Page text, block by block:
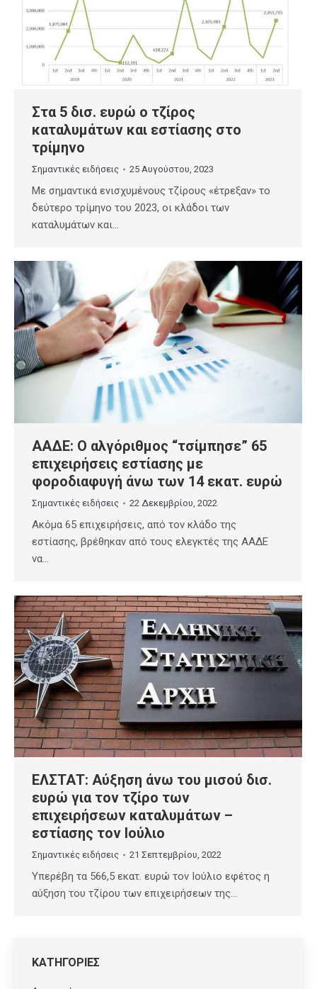
Στα 5 δισ. ευρώ ο τζίρος
καταλυμάτων και εστίασης στο
τρίμηνο
Σημαντικές ειδήσεις 25 Αυγούστου, 2023
Με σημαντικά ενισχυμένους τζίρους «έτρεξαν» το
δεύτερο τρίμηνο του 2023, οι κλάδοι των
καταλυμάτων και…
ΑΑΔΕ: Ο αλγόριθμος “τσίμπησε” 65
επιχειρήσεις εστίασης με
φοροδιαφυγή άνω των 14 εκατ. ευρώ
Σημαντικές ειδήσεις 22 Δεκεμβρίου, 2022
Ακόμα 65 επιχειρήσεις, από τον κλάδο της
εστίασης, βρέθηκαν από τους ελεγκτές της ΑΑΔΕ
να…
ΕΛΣΤΑΤ: Αύξηση άνω του μισού δισ.
ευρώ για τον τζίρο των
επιχειρήσεων καταλυμάτων –
εστίασης τον Ιούλιο
Σημαντικές ειδήσεις 21 Σεπτεμβρίου, 2022
Υπερέβη τα 566,5 εκατ. ευρώ τον Ιούλιο εφέτος η
αύξηση του τζίρου των επιχειρήσεων της…
ΚΑΤΗΓΟΡΙΕΣ